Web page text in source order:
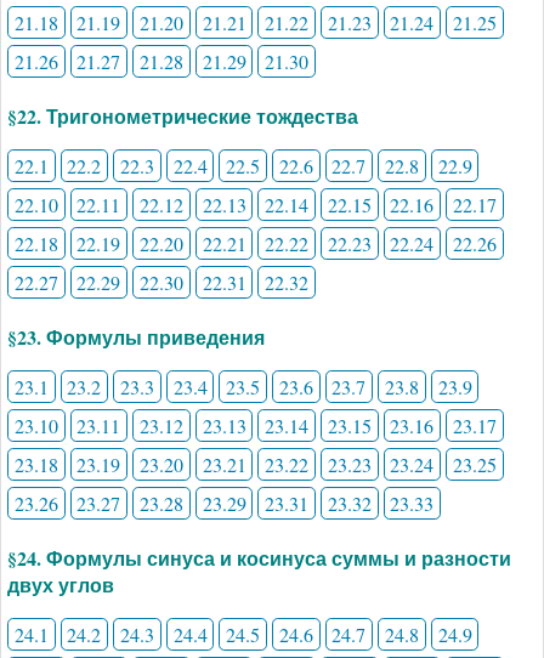
21.18
21.19 21.20 21.21 21.22 21.23 21.24
21.25
21.26
21.27 21.28 21.29 21.30
§22. Тригонометрические тождества
22.1 22.2 22.3 22.4 22.5 22.6 22.7 22.8
22.9
22.10
22.11 22.12 22.13 22.14 22.15 22.16
22.17
22.18
22.19 22.20 22.21 22.22 22.23 22.24
22.26
22.27
22.29 22.30 22.31 22.32
§23. Формулы приведения
23.1 23.2 23.3 23.4 23.5 23.6 23.7 23.8
23.9
23.10
23.11 23.12 23.13 23.14 23.15 23.16
23.17
23.18
23.19 23.20 23.21 23.22 23.23 23.24
23.25
23.26
23.27 23.28 23.29 23.31 23.32 23.33
§24. Формулы синуса и косинуса суммы и разности
двух углов
24.1 24.2 24.3 24.4 24.5 24.6 24.7 24.8
24.9